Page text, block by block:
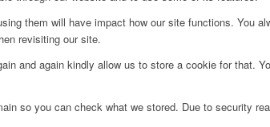
them will have impact how our site functions. You
revisiting our site.
and again kindly allow us to store a cookie for that.
so you can check what we stored. Due to security